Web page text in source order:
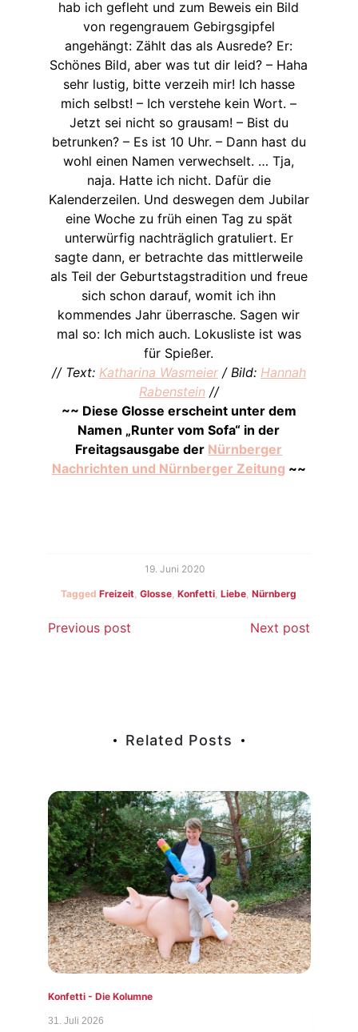
hab ich gefleht und zum Beweis ein Bild
von regengrauem Gebirgsgipfel
angehängt: Zählt das als Ausrede? Er:
Schönes Bild, aber was tut dir leid? – Haha
sehr lustig, bitte verzeih mir! Ich hasse
mich selbst! – Ich verstehe kein Wort. –
Jetzt sei nicht so grausam! – Bist du
betrunken? – Es ist 10 Uhr. – Dann hast du
wohl einen Namen verwechselt. … Tja,
naja. Hatte ich nicht. Dafür die
Kalenderzeilen. Und deswegen dem Jubilar
eine Woche zu früh einen Tag zu spät
unterwürfig nachträglich gratuliert. Er
sagte dann, er betrachte das mittlerweile
als Teil der Geburtstagstradition und freue
sich schon darauf, womit ich ihn
kommendes Jahr überrasche. Sagen wir
mal so: Ich mich auch. Lokusliste ist was
für Spießer.
// Text: Katharina Wasmeier/ Bild: Hannah
Rabenstein//
~~ Diese Glosse erscheint unter dem
Namen „Runter vom Sofa“ in der
Freitagsausgabe der Nürnberger
Nachrichten und Nürnberger Zeitung ~~
19. Juni 2020
TaggedFreizeit,Glosse,Konfetti,Liebe,Nürnberg
Beitragsnavigation
Previous post Next post
Related Posts
Konfetti - Die Kolumne
31. Juli 2026